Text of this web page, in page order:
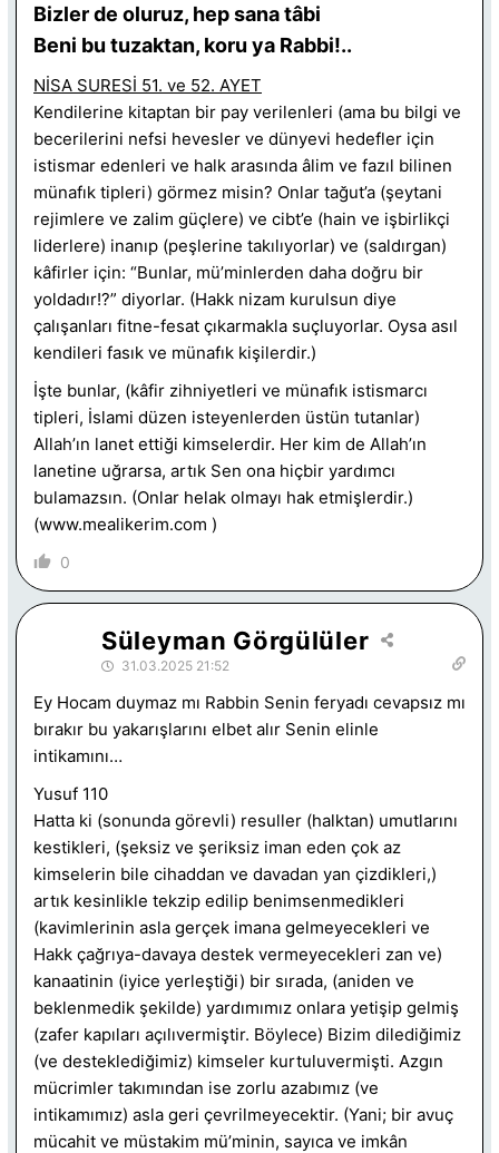
Bizler de oluruz, hep sana tâbi
Beni bu tuzaktan, koru ya Rabbi!..
NİSA SURESİ 51. ve 52. AYET
Kendilerine kitaptan bir pay verilenleri (ama bu bilgi ve
becerilerini nefsi hevesler ve dünyevi hedefler için
istismar edenleri ve halk arasında âlim ve fazıl bilinen
münafık tipleri) görmez misin? Onlar tağut’a (şeytani
rejimlere ve zalim güçlere) ve cibt’e (hain ve işbirlikçi
liderlere) inanıp (peşlerine takılıyorlar) ve (saldırgan)
kâfirler için: “Bunlar, mü’minlerden daha doğru bir
yoldadır!?” diyorlar. (Hakk nizam kurulsun diye
çalışanları fitne-fesat çıkarmakla suçluyorlar. Oysa asıl
kendileri fasık ve münafık kişilerdir.)
İşte bunlar, (kâfir zihniyetleri ve münafık istismarcı
tipleri, İslami düzen isteyenlerden üstün tutanlar)
Allah’ın lanet ettiği kimselerdir. Her kim de Allah’ın
lanetine uğrarsa, artık Sen ona hiçbir yardımcı
bulamazsın. (Onlar helak olmayı hak etmişlerdir.)
(www.mealikerim.com )
0
Süleyman Görgülüler
31.03.2025 21:52
Ey Hocam duymaz mı Rabbin Senin feryadı cevapsız mı
bırakır bu yakarışlarını elbet alır Senin elinle
intikamını…
Yusuf 110
Hatta ki (sonunda görevli) resuller (halktan) umutlarını
kestikleri, (şeksiz ve şeriksiz iman eden çok az
kimselerin bile cihaddan ve davadan yan çizdikleri,)
artık kesinlikle tekzip edilip benimsenmedikleri
(kavimlerinin asla gerçek imana gelmeyecekleri ve
Hakk çağrıya-davaya destek vermeyecekleri zan ve)
kanaatinin (iyice yerleştiği) bir sırada, (aniden ve
beklenmedik şekilde) yardımımız onlara yetişip gelmiş
(zafer kapıları açılıvermiştir. Böylece) Bizim dilediğimiz
(ve desteklediğimiz) kimseler kurtuluvermişti. Azgın
mücrimler takımından ise zorlu azabımız (ve
intikamımız) asla geri çevrilmeyecektir. (Yani; bir avuç
mücahit ve müstakim mü’minin, sayıca ve imkân